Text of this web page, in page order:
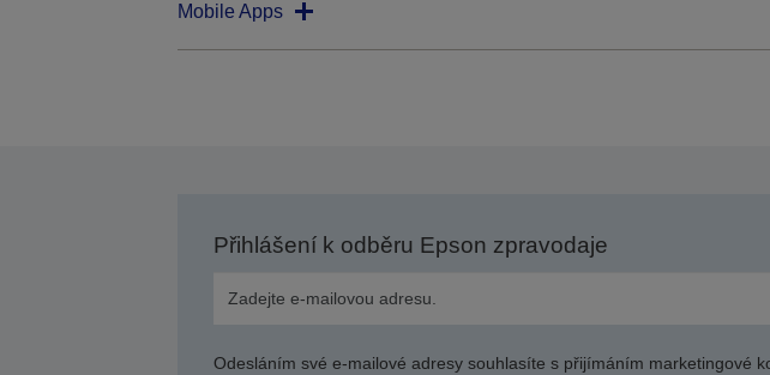
Mobile Apps
Přihlášení k odběru Epson zpravodaje
Odesláním své e-mailové adresy souhlasíte s přijímáním marketingové